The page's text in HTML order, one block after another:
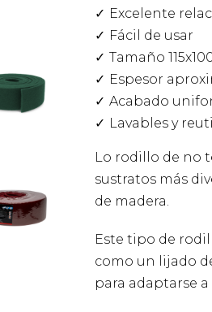
Excelente
Fácil de usar
Tamaño
Espesor
Acabado
Lavables y
Lo rodillo de no
sustratos más
de madera.
Este tipo de
como un lijado
para adaptarse